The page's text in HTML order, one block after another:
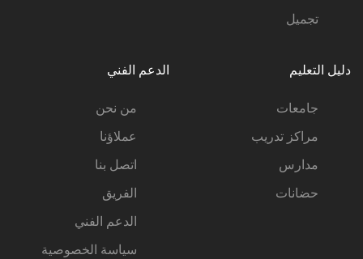
تجميل
دليل التعليم
جامعات
مراكز تدريب
مدارس
حضانات
الدعم الفني
من نحن
عملاؤنا
اتصل بنا
الفريق
الدعم الفني
سياسة الخصوصية